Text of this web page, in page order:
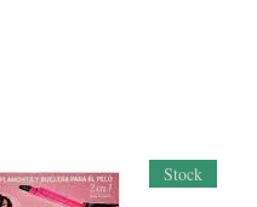
Stock